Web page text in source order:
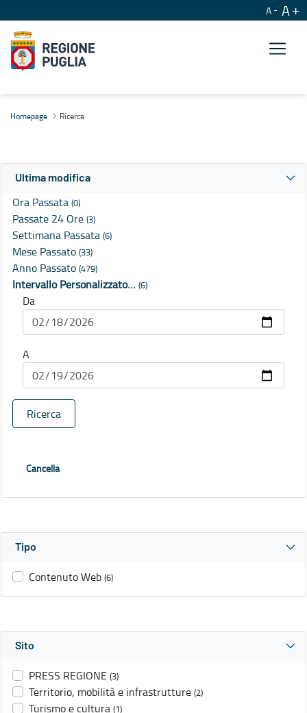
A A
Homepage Ricerca
Ultima modifica
Ora Passata (0)
Passate 24 Ore (3)
Settimana Passata (6)
Mese Passato (33)
Anno Passato (479)
Intervallo Personalizzato… (6)
Da
A
Ricerca
Cancella
Tipo
Contenuto Web (6)
Sito
PRESS REGIONE (3)
Territorio, mobilità e infrastrutture (2)
Turismo e cultura (1)